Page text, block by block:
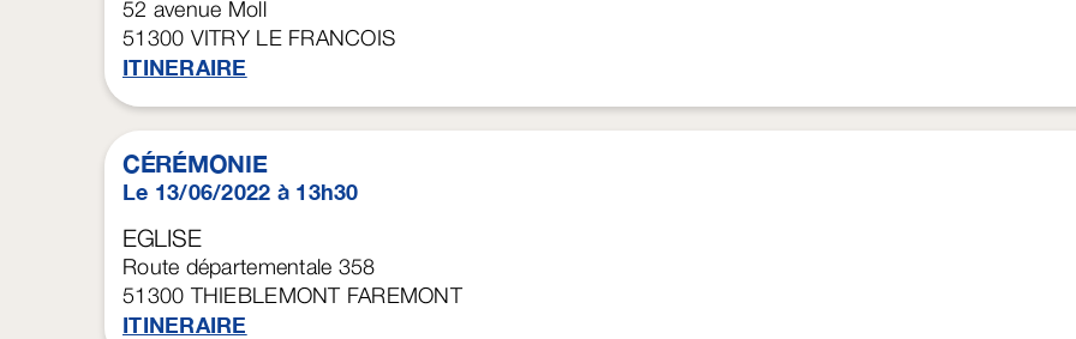
52 avenue Moll
51300 VITRY LE FRANCOIS
ITINERAIRE
CÉRÉMONIE
Le 13/06/2022 à 13h30
EGLISE
Route départementale 358
51300 THIEBLEMONT FAREMONT
ITINERAIRE